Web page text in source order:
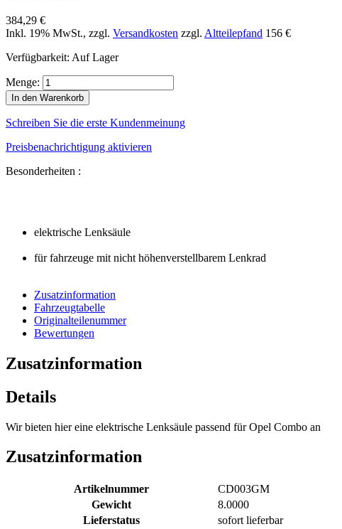
384,29 €
Inkl. 19% MwSt., zzgl. Versandkosten zzgl. Altteilepfand 156 €
Verfügbarkeit: Auf Lager
Menge:
In den Warenkorb
Schreiben Sie die erste Kundenmeinung
Preisbenachrichtigung aktivieren
Besonderheiten :
elektrische Lenksäule
für fahrzeuge mit nicht höhenverstellbarem Lenkrad
Zusatzinformation
Fahrzeugtabelle
Originalteilenummer
Bewertungen
Zusatzinformation
Details
Wir bieten hier eine elektrische Lenksäule passend für Opel Combo an
Zusatzinformation
Artikelnummer
CD003GM
Gewicht
8.0000
Lieferstatus
sofort lieferbar